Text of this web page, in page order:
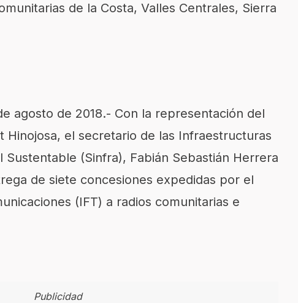
de la Costa, Valles Centrales, Sierra
agosto de 2018.- Con la representación del
Hinojosa, el secretario de las Infraestructuras
(Sinfra), Fabián Sebastián Herrera
de siete concesiones expedidas por el
(IFT) a radios comunitarias e
Publicidad